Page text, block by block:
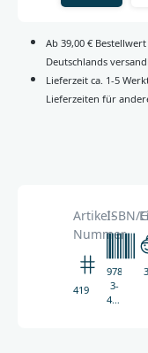
Ab 39,00 €
Deutschlands
Lieferzeit ca. 1-5
Lieferzeiten für
Artikel-
Nummer
4190
ISBN/
978-
3-
438-
3